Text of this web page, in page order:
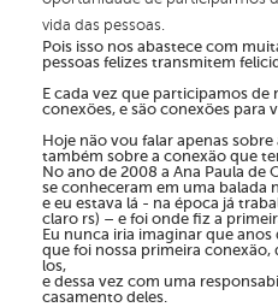
vida das pessoas.
Pois isso nos abastece com
pessoas felizes transmitem
E cada vez que participamos
conexões, e são conexões para
Hoje não vou falar apenas
também sobre a conexão que
No ano de 2008 a Ana Paula de
se conheceram em uma balada
e eu estava lá - na época já
claro rs) – e foi onde fiz a
Eu nunca iria imaginar que
que foi nossa primeira
los,
e dessa vez com uma
casamento deles.